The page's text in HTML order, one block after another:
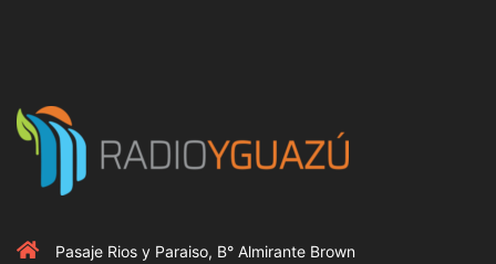
Pasaje Rios y Paraiso, B° Almirante Brown